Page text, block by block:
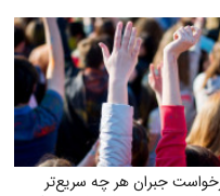
جبران هر چه سریع‌تر